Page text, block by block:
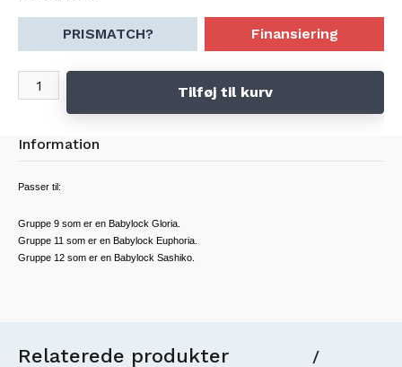
PRISMATCH? Finansiering
Tilføj til kurv
Information
Passer til:
Gruppe 9 som er en Babylock Gloria.
Gruppe 11 som er en Babylock Euphoria.
Gruppe 12 som er en Babylock Sashiko.
Relaterede produkter /